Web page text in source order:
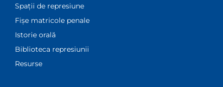
Spații de represiune
Fișe matricole penale
Istorie orală
Biblioteca represiunii
Resurse